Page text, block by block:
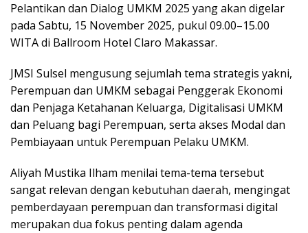
Pelantikan dan Dialog UMKM 2025 yang akan digelar
pada Sabtu, 15 November 2025, pukul 09.00–15.00
WITA di Ballroom Hotel Claro Makassar.
JMSI Sulsel mengusung sejumlah tema strategis yakni,
Perempuan dan UMKM sebagai Penggerak Ekonomi
dan Penjaga Ketahanan Keluarga, Digitalisasi UMKM
dan Peluang bagi Perempuan, serta akses Modal dan
Pembiayaan untuk Perempuan Pelaku UMKM.
Aliyah Mustika Ilham menilai tema-tema tersebut
sangat relevan dengan kebutuhan daerah, mengingat
pemberdayaan perempuan dan transformasi digital
merupakan dua fokus penting dalam agenda